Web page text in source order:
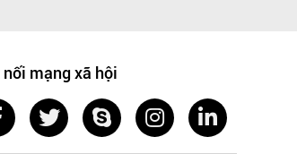
nối mạng xã hội